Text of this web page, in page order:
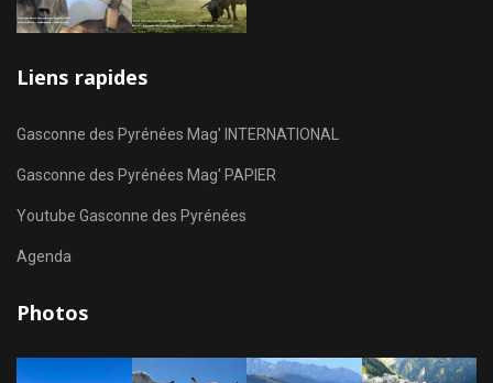
Liens rapides
Gasconne des Pyrénées Mag' INTERNATIONAL
Gasconne des Pyrénées Mag' PAPIER
Youtube Gasconne des Pyrénées
Agenda
Photos